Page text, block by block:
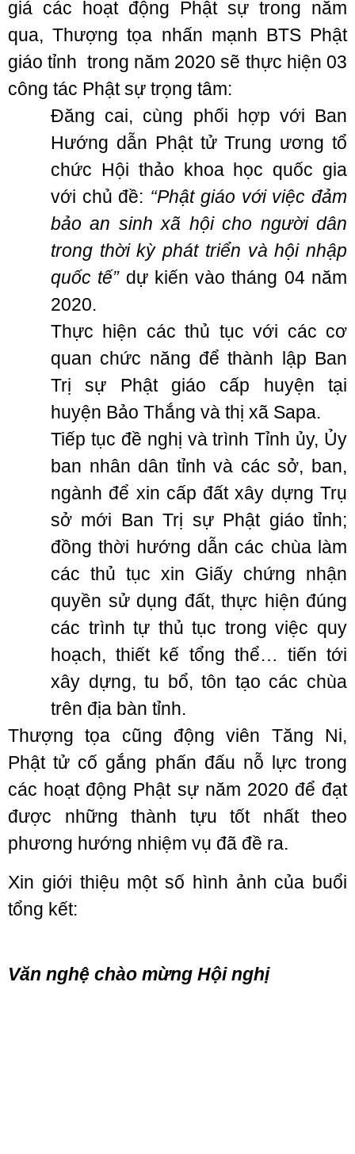
giá các hoạt động Phật sự trong năm
qua, Thượng tọa nhấn mạnh BTS Phật
giáo tỉnh trong năm 2020 sẽ thực hiện 03
công tác Phật sự trọng tâm:
Đăng cai, cùng phối hợp với Ban
Hướng dẫn Phật tử Trung ương tổ
chức Hội thảo khoa học quốc gia
với chủ đề: ‘‘Phật giáo với việc đảm
bảo an sinh xã hội cho người dân
trong thời kỳ phát triển và hội nhập
quốc tế”dự kiến vào tháng 04 năm
2020.
Thực hiện các thủ tục với các cơ
quan chức năng để thành lập Ban
Trị sự Phật giáo cấp huyện tại
huyện Bảo Thắng và thị xã Sapa.
Tiếp tục đề nghị và trình Tỉnh ủy, Ủy
ban nhân dân tỉnh và các sở, ban,
ngành để xin cấp đất xây dựng Trụ
sở mới Ban Trị sự Phật giáo tỉnh;
đồng thời hướng dẫn các chùa làm
các thủ tục xin Giấy chứng nhận
quyền sử dụng đất, thực hiện đúng
các trình tự thủ tục trong việc quy
hoạch, thiết kế tổng thể… tiến tới
xây dựng, tu bổ, tôn tạo các chùa
trên địa bàn tỉnh.
Thượng tọa cũng động viên Tăng Ni,
Phật tử cố gắng phấn đấu nỗ lực trong
các hoạt động Phật sự năm 2020 để đạt
được những thành tựu tốt nhất theo
phương hướng nhiệm vụ đã đề ra.
Xin giới thiệu một số hình ảnh của buổi
tổng kết:
Văn nghệ chào mừng Hội nghị